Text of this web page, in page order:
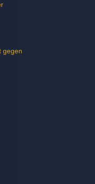
gegen